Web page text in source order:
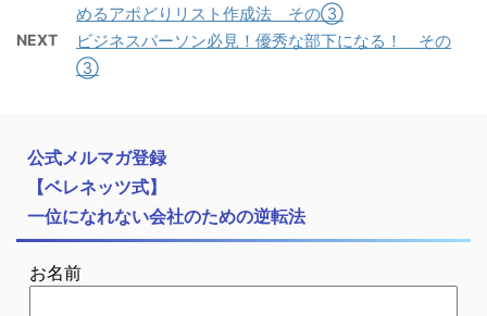
めるアポどりリスト作成法＿その③
NEXT
ビジネスパーソン必見！優秀な部下になる！＿その
③
公式メルマガ登録
【ベレネッツ式】
一位になれない会社のための逆転法
お名前